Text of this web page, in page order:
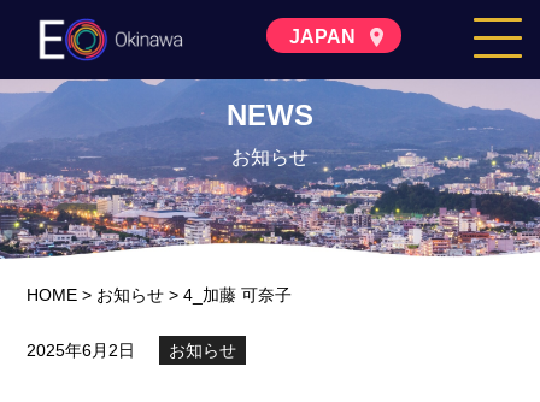
JAPAN
NEWS
お知らせ
HOME > お知らせ >4_加藤 可奈子
2025年6月2日 お知らせ